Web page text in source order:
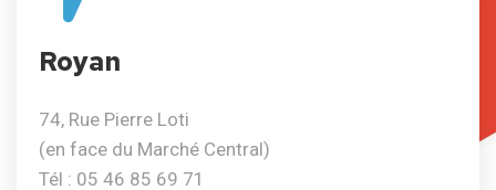
Royan
74, Rue Pierre Loti
(en face du Marché Central)
Tél : 05 46 85 69 71